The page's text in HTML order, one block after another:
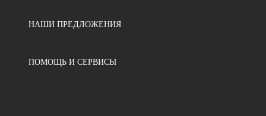
НАШИ ПРЕДЛОЖЕНИЯ
ПОМОЩЬ И СЕРВИСЫ